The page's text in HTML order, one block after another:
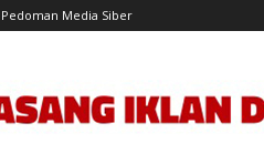
Pedoman Media Siber